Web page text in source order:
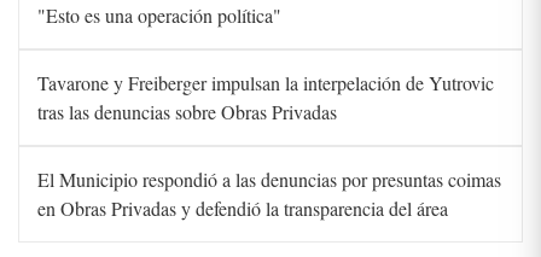
"Esto es una operación política"
Tavarone y Freiberger impulsan la interpelación de Yutrovic
tras las denuncias sobre Obras Privadas
El Municipio respondió a las denuncias por presuntas coimas
en Obras Privadas y defendió la transparencia del área